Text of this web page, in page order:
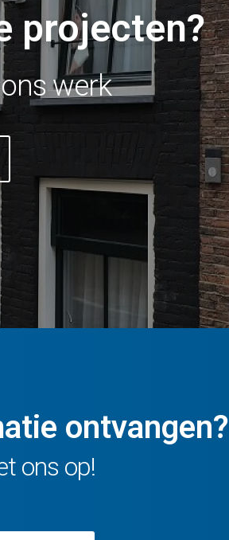
projecten?
werk
ontvangen?
ons op!